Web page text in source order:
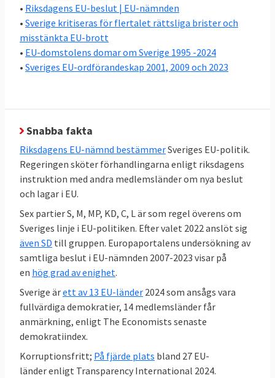
tillsammans. I riksdagsvalet 2022 valde
svenska folket vilka partier som ska styra
svensk EU-politik i ministerrådet. Ordningen
är att riksdagens EU-nämnd, där alla partier
är representerade, bestämmer EU-politiken
En stor kartläggning av Europaportalen
enighet i EU-frågor hos en majoritet
avriksdagspartierna i Sverige. Under
regeringen Kristerssons första år var sex
partier S, M,C,KD,MP och L helt överens i 72
procent av samtliga 286 EU-frågor, stora
som små. För första gången var
Sverigedemokraterna det partiet utanför
regeringensom minst gick emot
EU-politik, vilket är en tydlig förändring mot
SD:s tidigare hållning.
• Riksdagens EU-beslut | EU-nämnden
• Sverige kritiseras för flertalet rättsliga brister och
misstänkta EU-brott
• EU-domstolens domar om Sverige 1995 -2024
• Sveriges EU-ordförandeskap 2001, 2009 och 2023
Snabba fakta
Riksdagens EU-nämnd bestämmerSveriges EU-politik.
Regeringen sköter förhandlingarna enligt riksdagens
instruktion med andra medlemsländer om nya beslut
och lagar i EU.
Sex partier S, M, MP, KD, C, L är som regel överens om
Sveriges linje i EU-politiken. Efter valet 2022 anslöt sig
även SD till gruppen. Europaportalens undersökning av
samtliga beslut i EU-nämnden 2007-2023 visar på
en hög grad av enighet.
Sverige ärett av 13 EU-länder 2024 som ansågs vara
fullvärdiga demokratier, 14 medlemsländer får
anmärkning, enligt The Economists senaste
demokratiindex.
Korruptionsfritt; På fjärde plats bland 27 EU-
länder enligt Transparency International 2024.